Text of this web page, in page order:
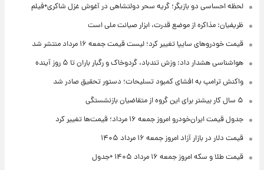
لحظه احساسی دو بازیگر؛ گریه سحر دولتشاهی در آغوش غزل شاکری+فیلم
ظریفیان: مذاکره از موضع قدرت، ابزار صیانت ملی است
قیمت خودروهای سایپا تغییر کرد؛ لیست قیمت جمعه ۱۶ مرداد منتشر شد
هواشناسی هشدار داد: وزش تندباد، گردوخاک و رگبار باران تا ۵ روز آینده
واکنش ترامپ به افشای کمبود تسلیحات؛ دستور تحقیق صادر شد
۵ سال کار بیشتر برای این گروه از متقاضیان بازنشستگی
جدول قیمت ایران‌خودرو امروز جمعه ۱۶ مرداد؛ قیمت‌ها تغییر کرد
قیمت دلار در بازار آزاد امروز جمعه ۱۶ مرداد ۱۴۰۵
قیمت طلا و سکه امروز جمعه ۱۶ مرداد ۱۴۰۵ +جدول